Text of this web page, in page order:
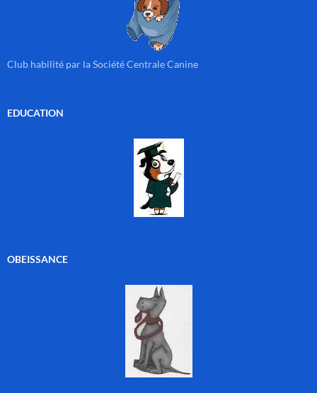
Club habilité par la Société Centrale Canine
EDUCATION
OBEISSANCE